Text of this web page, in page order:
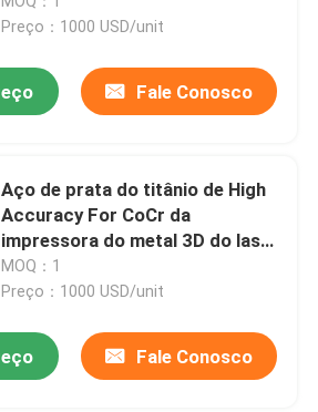
do metal 3D
3D
3D
1.064μm
Preço：1000 USD/unit
Fale Conosco
Aço de prata do titânio de High
Accuracy For CoCr da
impressora do metal 3D do laser
do SLM
MOQ：1
Preço：1000 USD/unit
Fale Conosco